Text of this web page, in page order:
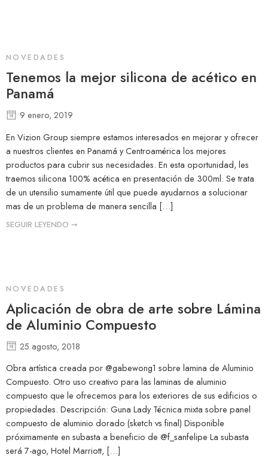
NOVEDADES
Tenemos la mejor silicona de acético en
Panamá
9 enero, 2019
En Vizion Group siempre estamos interesados en mejorar y ofrecer
a nuestros clientes en Panamá y Centroamérica los mejores
productos para cubrir sus necesidades. En esta oportunidad, les
traemos silicona 100% acética en presentación de 300ml. Se trata
de un utensilio sumamente útil que puede ayudarnos a solucionar
mas de un problema de manera sencilla […]
SEGUIR LEYENDO ➞
NOVEDADES
Aplicación de obra de arte sobre Lámina
de Aluminio Compuesto
25 agosto, 2018
Obra artística creada por @gabewong1 sobre lamina de Aluminio
Compuesto. Otro uso creativo para las laminas de aluminio
compuesto que le ofrecemos para los exteriores de sus edificios o
propiedades. Descripción: Guna Lady Técnica mixta sobre panel
compuesto de aluminio dorado (sketch vs final) Disponible
próximamente en subasta a beneficio de @f_sanfelipe La subasta
será 7-ago, Hotel Marriott, […]